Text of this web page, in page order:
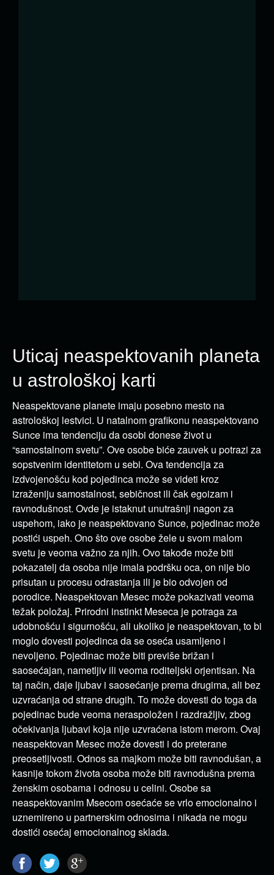
Uticaj neaspektovanih planeta
u astrološkoj karti
Neaspektovane planete imaju posebno mesto na
astrološkoj lestvici. U natalnom grafikonu neaspektovano
Sunce ima tendenciju da osobi donese život u
“samostalnom svetu”. Ove osobe biće zauvek u potrazi za
sopstvenim identitetom u sebi. Ova tendencija za
izdvojenošću kod pojedinca može se videti kroz
izraženiju samostalnost, sebičnost ili čak egoizam i
ravnodušnost. Ovde je istaknut unutrašnji nagon za
uspehom, iako je neaspektovano Sunce, pojedinac može
postići uspeh. Ono što ove osobe žele u svom malom
svetu je veoma važno za njih. Ovo takođe može biti
pokazatelj da osoba nije imala podršku oca, on nije bio
prisutan u procesu odrastanja ili je bio odvojen od
porodice. Neaspektovan Mesec može pokazivati veoma
težak položaj. Prirodni instinkt Meseca je potraga za
udobnošću i sigurnošću, ali ukoliko je neaspektovan, to bi
moglo dovesti pojedinca da se oseća usamljeno i
nevoljeno. Pojedinac može biti previše brižan i
saosećajan, nametljiv ili veoma roditeljski orjentisan. Na
taj način, daje ljubav i saosećanje prema drugima, ali bez
uzvraćanja od strane drugih. To može dovesti do toga da
pojedinac bude veoma neraspoložen i razdražljiv, zbog
očekivanja ljubavi koja nije uzvraćena istom merom. Ovaj
neaspektovan Mesec može dovesti i do preterane
preosetljivosti. Odnos sa majkom može biti ravnodušan, a
kasnije tokom života osoba može biti ravnodušna prema
ženskim osobama i odnosu u celini. Osobe sa
neaspektovanim Msecom osećaće se vrlo emocionalno i
uznemireno u partnerskim odnosima i nikada ne mogu
dostići osećaj emocionalnog sklada.